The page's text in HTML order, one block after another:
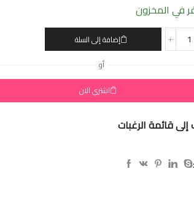
في المخزون
إضافة إلى السلة
أو
اشتري الان
قائمة الرغبات